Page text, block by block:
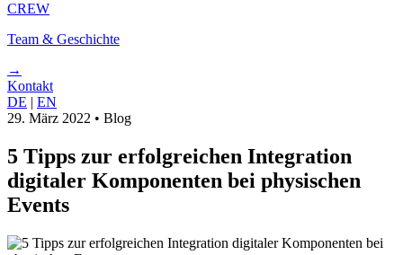
CREW
Team & Geschichte
→
Kontakt
DE | EN
29. März 2022 • Blog
5 Tipps zur erfolgreichen Integration
digitaler Komponenten bei physischen
Events